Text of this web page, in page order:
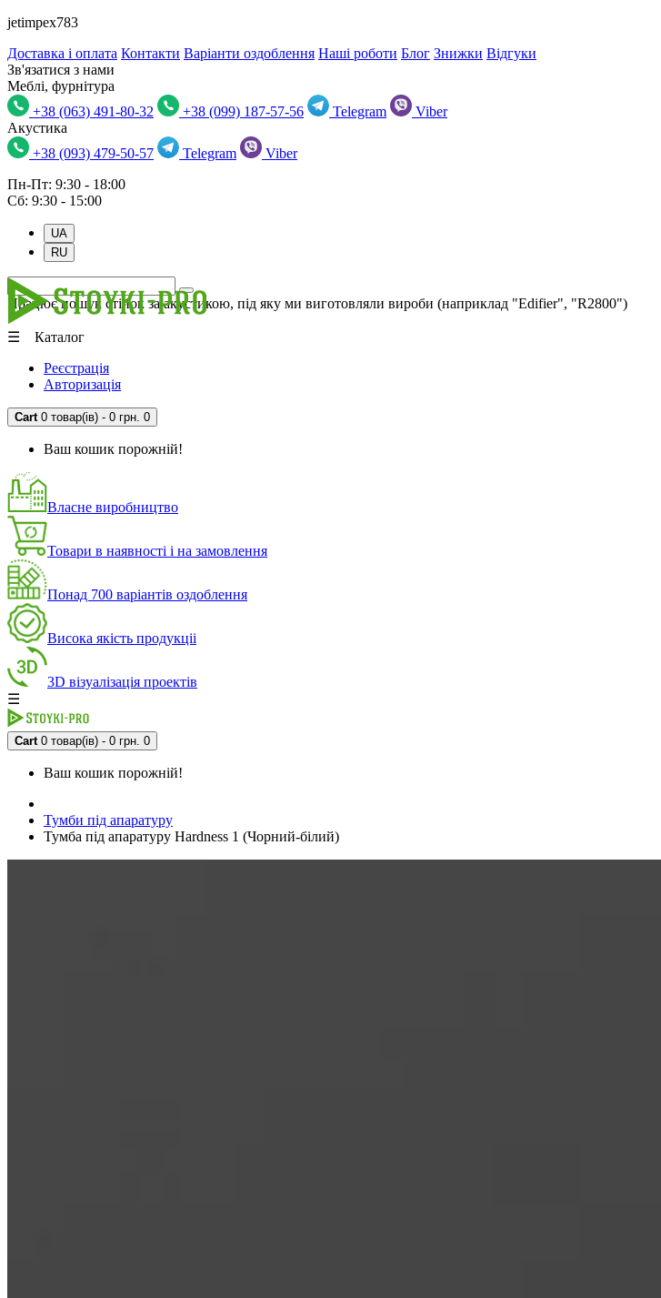
jetimpex783
Доставка і оплата Контакти Варіанти оздоблення Наші роботи Блог Знижки Відгуки
Зв'язатися з нами
Меблі, фурнітура
+38 (063) 491-80-32
+38 (099) 187-57-56 Telegram
Viber
Акустика
+38 (093) 479-50-57
Telegram
Viber
Пн-Пт: 9:30 - 18:00
Сб: 9:30 - 15:00
UA
RU
Працює пошук стійок за акустикою, під яку ми виготовляли вироби (наприклад "Edifier", "R2800")
☰ Каталог
Реєстрація
Авторизація
Cart 0 товар(ів) - 0 грн. 0
Ваш кошик порожній!
Власне виробництво
Товари в наявності і на замовлення
Понад 700 варіантів оздоблення
Висока якість продукціі
3D візуалізація проектів
☰
Cart 0 товар(ів) - 0 грн. 0
Ваш кошик порожній!
Тумби під апаратуру
Тумба під апаратуру Hardness 1 (Чорний-білий)